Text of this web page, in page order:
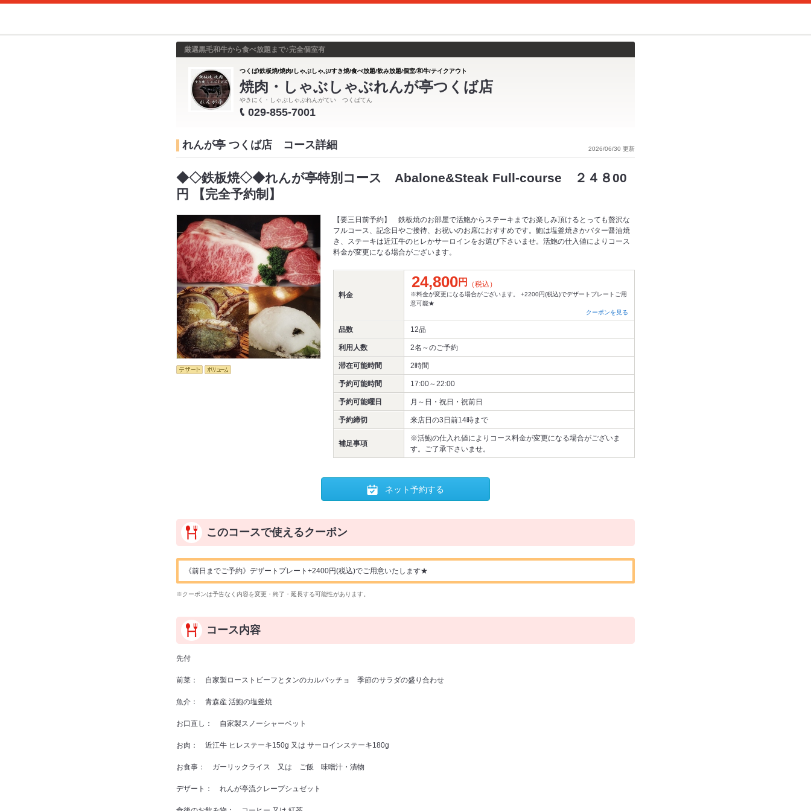
厳選黒毛和牛から食べ放題まで♪完全個室有
つくば/鉄板焼/焼肉/しゃぶしゃぶ/すき焼/食べ放題/飲み放題/個室/和牛/テイクアウト
焼肉・しゃぶしゃぶれんが亭つくば店
やきにく・しゃぶしゃぶれんがてい つくばてん
029-855-7001
2026/06/30 更新
れんが亭 つくば店 コース詳細
◆◇鉄板焼◇◆れんが亭特別コース Abalone&Steak Full-course ２４８00
円 【完全予約制】
【要三日前予約】 鉄板焼のお部屋で活鮑からステーキまでお楽しみ頂けるとっても贅沢な
フルコース、記念日やご接待、お祝いのお席におすすめです。鮑は塩釜焼きかバター醤油焼
き、ステーキは近江牛のヒレかサーロインをお選び下さいませ。活鮑の仕入値によりコース
料金が変更になる場合がございます。
料金
24,800円 （税込）
※料金が変更になる場合がございます。 +2200円(税込)でデザートプレートご用
意可能★
クーポンを見る
品数 12品
利用人数 2名～のご予約
滞在可能時間 2時間
予約可能時間 17:00～22:00
予約可能曜日 月～日・祝日・祝前日
予約締切 来店日の3日前14時まで
補足事項
※活鮑の仕入れ値によりコース料金が変更になる場合がございま
す。ご了承下さいませ。
ネット予約する
このコースで使えるクーポン
《前日までご予約》デザートプレート+2400円(税込)でご用意いたします★
※クーポンは予告なく内容を変更・終了・延長する可能性があります。
コース内容
先付
前菜： 自家製ローストビーフとタンのカルパッチョ 季節のサラダの盛り合わせ
魚介： 青森産 活鮑の塩釜焼
お口直し： 自家製スノーシャーベット
お肉： 近江牛 ヒレステーキ150g 又は サーロインステーキ180g
お食事： ガーリックライス 又は ご飯 味噌汁・漬物
デザート： れんが亭流クレープシュゼット